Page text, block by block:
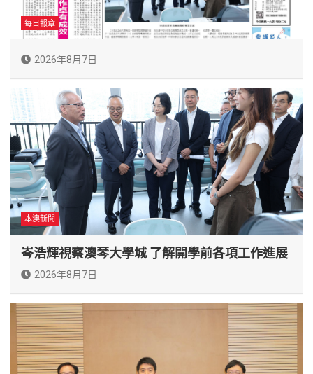
每日報章
2026年8月7日
本澳新聞
岑浩輝視察澳琴大學城 了解開學前各項工作進展
2026年8月7日